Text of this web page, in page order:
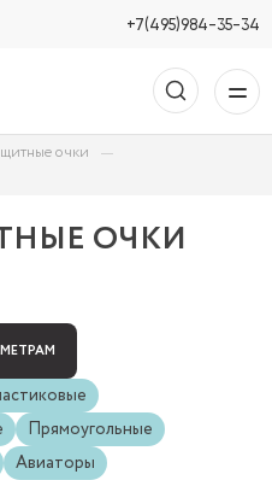
+7(495)984-35-34
очки
ОЧКИ
Прямоугольные
Авиаторы